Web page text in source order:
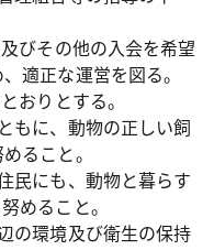
びその他の入会を希望
適正な運営を図る。
おりとする。
もに、動物の正しい飼
ること。
民にも、動物と暮らす
めること。
の環境及び衛生の保持